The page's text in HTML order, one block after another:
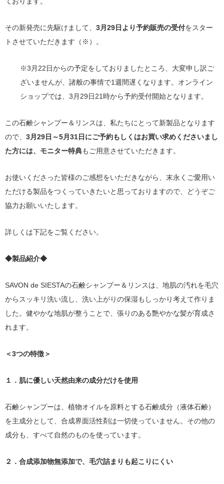
その新発売に先駆けまして、 3月29日より予約販売の受付をスター
トさせていただきます（※）。
※3月22日からの予定をしておりましたところ、大変申し訳ご
ざいませんが、諸般の事情で1週間遅くなります。オンライン
ショップでは、3月29日21時から予約受付開始となります。
この石鹸シャンプー＆リンスは、私たちにとって新製品となります
ので、 3月29日～5月31日にご予約もしくはお買い求めくださいまし
た方には、モニター特典もご用意させていただきます。
お使いくださった皆様のご感想をいただきながら、末永くご愛用い
ただける製品をつくっていきたいと思っておりますので、どうぞご
協力お願いいたします。
詳しくは下記をご覧ください。
◆製品紹介◆
SAVON de SIESTAの石鹸シャンプー＆リンスは、地肌の汚れを毛穴
からスッキリ洗い流し、洗い上がりの保湿もしっかり考えて作りま
した。健やかな地肌が整うことで、張りのある艶やかな髪が育成さ
れます。
＜3つの特徴＞
１．肌に優しい天然由来の成分だけを使用
石鹸シャンプーは、植物オイルを原料とする石鹸成分（液体石鹸）
を主成分として、合成界面活性剤は一切使っていません。その他の
成分も、すべて自然のものを使っています。
２．合成添加物無添加で、毛穴詰まりも起こりにくい